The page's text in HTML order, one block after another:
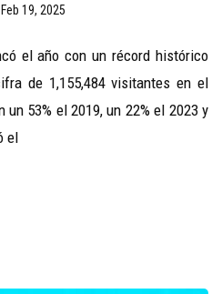
Feb 19, 2025
el año con un récord histórico
de 1,155,484 visitantes en el
53% el 2019, un 22% el 2023 y
el